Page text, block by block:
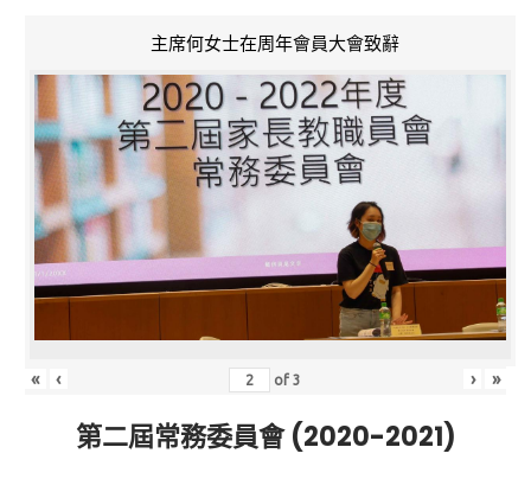
主席何女士在周年會員大會致辭
« ‹ of3 › »
第二屆常務委員會 (2020-2021)